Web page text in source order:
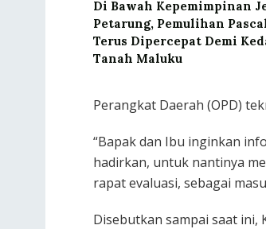
Di Bawah Kepemimpinan
Petarung, Pemulihan
Terus Dipercepat Demi
Tanah Maluku
Perangkat Daerah (OPD)
“Bapak dan Ibu inginkan
hadirkan, untuk nantinya
rapat evaluasi, sebagai
Disebutkan sampai saat ini,